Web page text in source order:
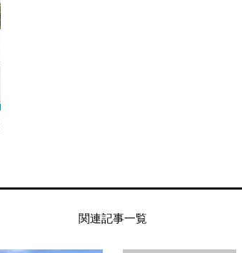
関連記事一覧